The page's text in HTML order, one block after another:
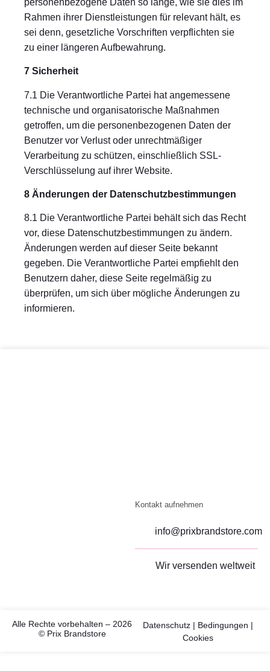
Rahmen ihrer Dienstleistungen für relevant hält, es
sei denn, gesetzliche Vorschriften verpflichten sie
zu einer längeren Aufbewahrung.
7 Sicherheit
7.1 Die Verantwortliche Partei hat angemessene
technische und organisatorische Maßnahmen
getroffen, um die personenbezogenen Daten der
Benutzer vor Verlust oder unrechtmäßiger
Verarbeitung zu schützen, einschließlich SSL-
Verschlüsselung auf ihrer Website.
8 Änderungen der Datenschutzbestimmungen
8.1 Die Verantwortliche Partei behält sich das Recht
vor, diese Datenschutzbestimmungen zu ändern.
Änderungen werden auf dieser Seite bekannt
gegeben. Die Verantwortliche Partei empfiehlt den
Benutzern daher, diese Seite regelmäßig zu
überprüfen, um sich über mögliche Änderungen zu
informieren.
Kontakt aufnehmen
info@prixbrandstore.com
Wir versenden weltweit
Alle Rechte vorbehalten – 2026
© Prix Brandstore
Datenschutz | Bedingungen |
Cookies